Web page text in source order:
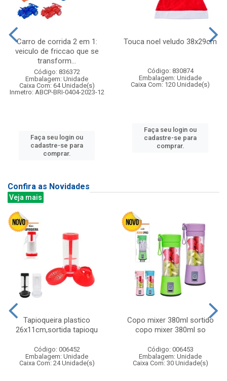
Carro de corrida 2 em 1:
veiculo de friccao que se
transform...
Código: 836372
Embalagem: Unidade
Caixa Com: 64 Unidade(s)
Inmetro: ABCP-BRI-0404-2023-12
Faça seu login ou
cadastre-se para
comprar.
Touca noel veludo 38x29cm
Código: 830874
Embalagem: Unidade
Caixa Com: 120 Unidade(s)
Faça seu login ou
cadastre-se para
comprar.
Confira as Novidades
Veja mais
Tapioqueira plastico
26x11cm,sortida tapioqu
Código: 006452
Embalagem: Unidade
Caixa Com: 24 Unidade(s)
Copo mixer 380ml sortido
copo mixer 380ml so
Código: 006453
Embalagem: Unidade
Caixa Com: 30 Unidade(s)